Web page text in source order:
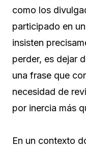
como los
participado en
insisten
perder, es dejar
una frase que
necesidad de
por inercia más
En un contexto